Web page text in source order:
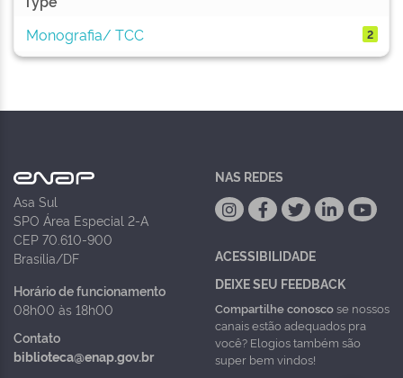
Monografia/ TCC
2
Asa Sul
SPO Área Especial 2-A
CEP 70.610-900
Brasília/DF
Horário de funcionamento
08h00 às 18h00
Contato
biblioteca@enap.gov.br
NAS REDES
ACESSIBILIDADE
DEIXE SEU FEEDBACK
Compartilhe conoscose nossos
canais estão adequados pra
você? Elogios também são
super bem vindos!